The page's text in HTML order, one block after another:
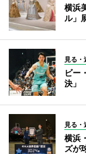
横浜
ル」
見る・
ビー
決」
見る・
横浜
ズが